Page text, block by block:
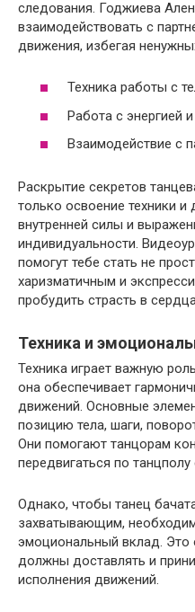
следования. Годжиева
взаимодействовать с
движения, избегая
Техника работы с
Работа с энергией
Взаимодействие с
Раскрытие секретов
только освоение техники и
внутренней силы и
индивидуальности.
помогут тебе стать не
харизматичным и
пробудить страсть в
Техника и
Техника играет важную
она обеспечивает
движений. Основные
позицию тела, шаги,
Они помогают танцорам
передвигаться по
Однако, чтобы танец
захватывающим,
эмоциональный вклад. Это
должны доставлять и
исполнения движений.